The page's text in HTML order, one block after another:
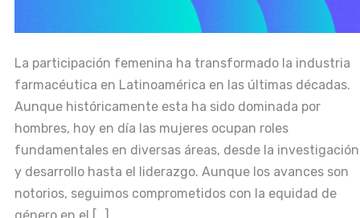
La participación femenina ha transformado la industria
farmacéutica en Latinoamérica en las últimas décadas.
Aunque históricamente esta ha sido dominada por
hombres, hoy en día las mujeres ocupan roles
fundamentales en diversas áreas, desde la investigación
y desarrollo hasta el liderazgo. Aunque los avances son
notorios, seguimos comprometidos con la equidad de